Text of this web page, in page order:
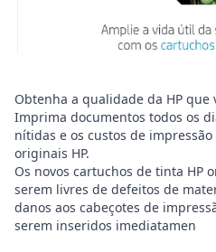
Obtenha a qualidade da HP que
Imprima documentos todos os
nítidas e os custos de
originais HP.
Os novos cartuchos de tinta HP
serem livres de defeitos de
danos aos cabeçotes de
serem inseridos imediatamen